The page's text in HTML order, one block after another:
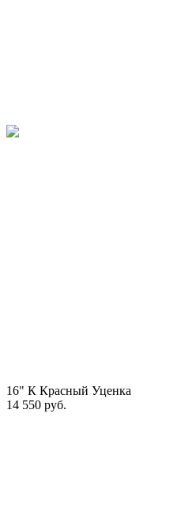
16" К Красный Уценка
14 550 руб.